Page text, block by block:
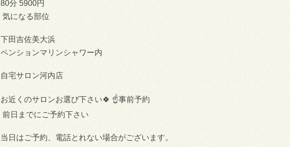
80分 5900円
気になる部位
下田吉佐美大浜
ペンションマリンシャワー内
自宅サロン河内店
お近くのサロンお選び下さい🍀 ☝️事前予約
前日までにご予約下さい
当日はご予約、電話とれない場合がございます。